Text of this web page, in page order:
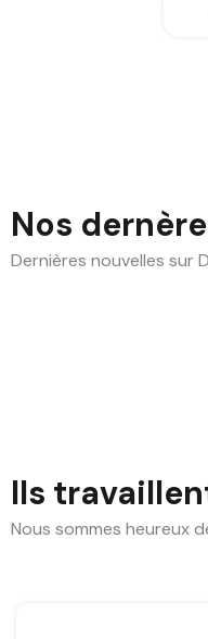
Nos
Dernières nouvelles sur
Ils
Nous sommes heureux